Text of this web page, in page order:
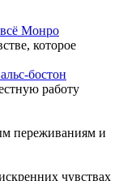
Монро
которое
бостон
работу
переживаниям и
чувствах